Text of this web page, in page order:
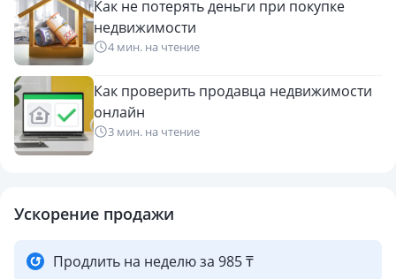
удобное расположение в Турксибском районе
близость к аэропорту
редкий формат отдельно стоящего здания
просторная территория с возможностью дальнейшего
развития
На участке достаточно места для дополнительных
Идеально подходит под:
детский сад или образовательный центр
хостел или гостиничный бизнес
Как не потерять деньги при покупке
недвижимости
4 мин. на чтение
Как проверить продавца недвижимости
онлайн
3 мин. на чтение
Ускорение продажи
Продлить на неделю за 985 ₸